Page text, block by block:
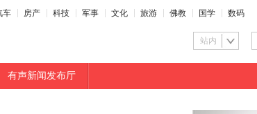
车 房产 科技 军事 文化 旅游 佛教 国学 数码
站内
有声新闻发布厅